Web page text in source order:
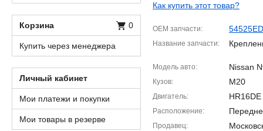
Как купить этот товар?
OEM запчасти
Название запчасти
Модель авто Nissan
Кузов M20
Двигатель HR16DE
Расположение
Продавец
Корзина 0
Купить через менеджера
Личный кабинет
Мои платежи и покупки
Мои товары в резерве